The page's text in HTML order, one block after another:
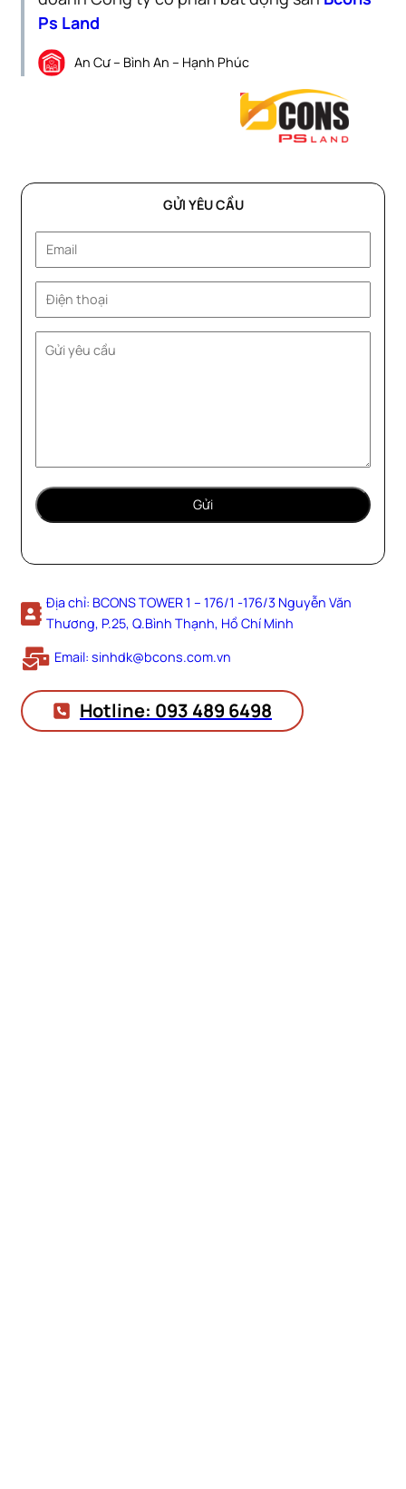
Ps Land
An Cư – Bình An – Hạnh Phúc
GỬI YÊU CẦU
Địa chỉ: BCONS TOWER 1 – 176/1 -176/3 Nguyễn Văn
Thương, P.25, Q.Bình Thạnh, Hồ Chí Minh
Email: sinhdk@bcons.com.vn
Hotline: 093 489 6498